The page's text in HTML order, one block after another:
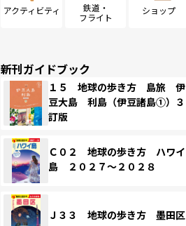
アクティビティ
鉄道・
フライト
ショップ
新刊ガイドブック
１５ 地球の歩き方 島旅 伊
豆大島 利島（伊豆諸島①）３
訂版
Ｃ０２ 地球の歩き方 ハワイ
島 ２０２７～２０２８
Ｊ３３ 地球の歩き方 墨田区